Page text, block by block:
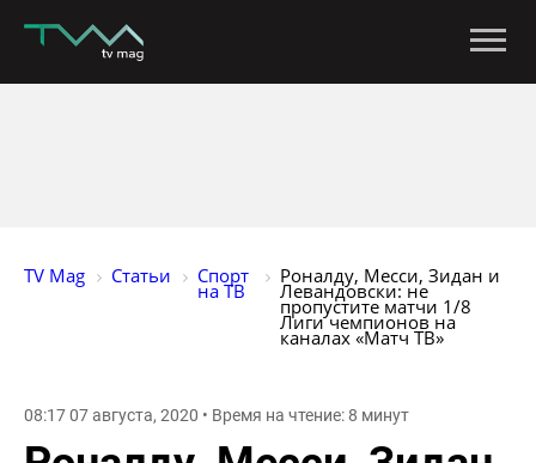
TV Mag Статьи Спорт
на ТВ
Роналду, Месси, Зидан и
Левандовски: не
пропустите матчи 1/8
Лиги чемпионов на
каналах «Матч ТВ»
08:17 07 августа, 2020 • Время на чтение: 8 минут